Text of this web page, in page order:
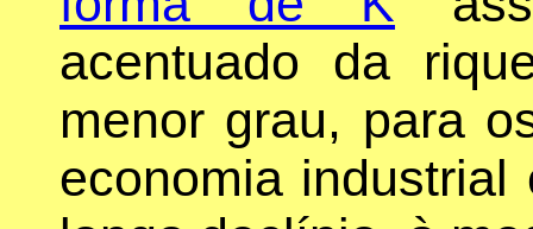
acentuado da
menor grau, para
economia